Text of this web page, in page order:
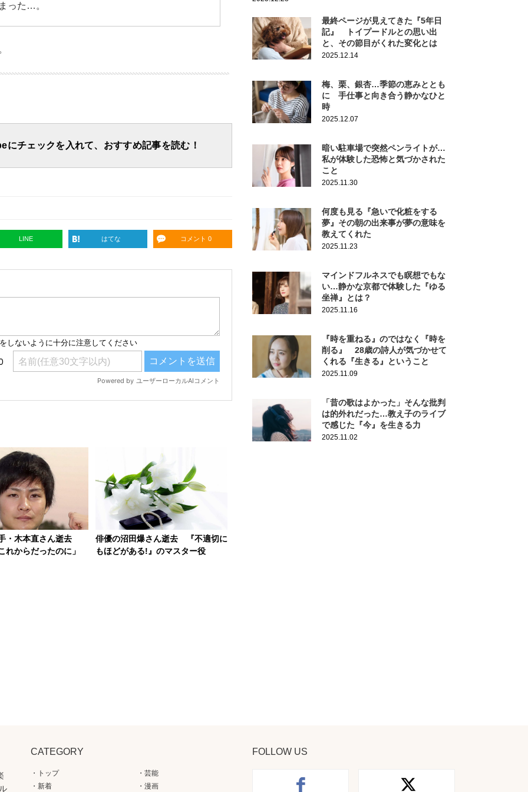
った…。
にチェックを入れて、おすすめ記事を読む！
LINE はてな コメント 0
・木本直さん逝去
れからだったのに」
俳優の沼田爆さん逝去 『不適切に
もほどがある!』のマスター役
最終ページが見えてきた『5年日
記』 トイプードルとの思い出
と、その節目がくれた変化とは
2025.12.14
梅、栗、銀杏…季節の恵みととも
に 手仕事と向き合う静かなひと
時
2025.12.07
暗い駐車場で突然ペンライトが…
私が体験した恐怖と気づかされた
こと
2025.11.30
何度も見る『急いで化粧をする
夢』その朝の出来事が夢の意味を
教えてくれた
2025.11.23
マインドフルネスでも瞑想でもな
い…静かな京都で体験した『ゆる
坐禅』とは？
2025.11.16
『時を重ねる』のではなく『時を
削る』 28歳の詩人が気づかせて
くれる『生きる』ということ
2025.11.09
「昔の歌はよかった」そんな批判
は的外れだった…教え子のライブ
で感じた『今』を生きる力
2025.11.02
CATEGORY
トップ
新着
芸能
漫画
FOLLOW US